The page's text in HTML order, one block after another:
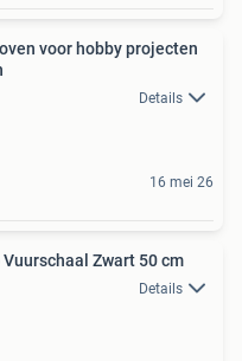
voor hobby projecten
Details
16 mei 26
Vuurschaal Zwart 50 cm
Details